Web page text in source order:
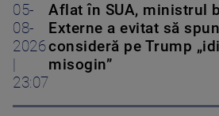
05-
08-
2026
23:07
Aflat în SUA, ministrul
Externe a evitat să
consideră pe Trump
misogin”